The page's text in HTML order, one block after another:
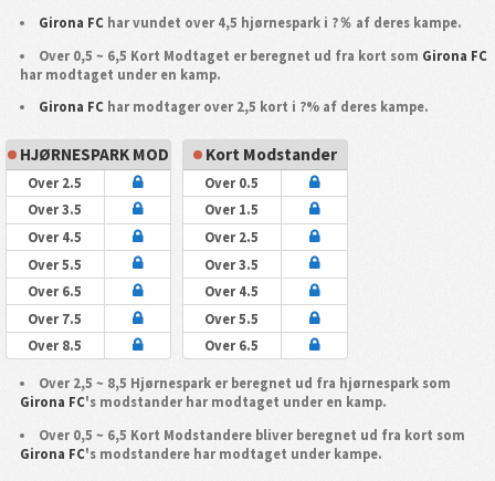
Girona FC har vundet over 4,5 hjørnespark i ?％ af deres kampe.
Over 0,5 ~ 6,5 Kort Modtaget er beregnet ud fra kort som Girona FC
har modtaget under en kamp.
Girona FC har modtager over 2,5 kort i ?% af deres kampe.
HJØRNESPARK MOD
Over 2.5
Over 3.5
Over 4.5
Over 5.5
Over 6.5
Over 7.5
Over 8.5
Kort Modstander
Over 0.5
Over 1.5
Over 2.5
Over 3.5
Over 4.5
Over 5.5
Over 6.5
Over 2,5 ~ 8,5 Hjørnespark er beregnet ud fra hjørnespark som
Girona FC's modstander har modtaget under en kamp.
Over 0,5 ~ 6,5 Kort Modstandere bliver beregnet ud fra kort som
Girona FC's modstandere har modtaget under kampe.